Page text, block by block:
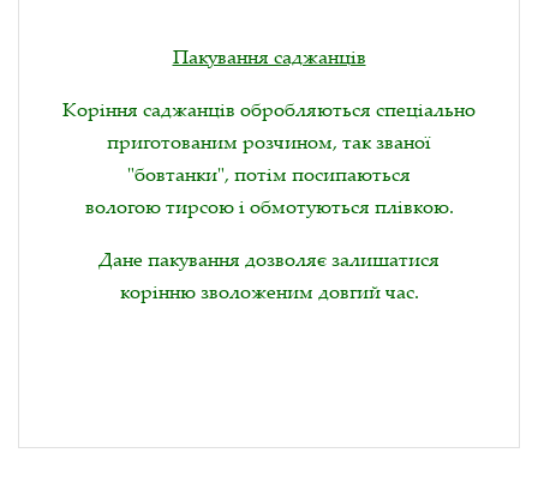
Пакування саджанців
Коріння саджанців обробляються спеціально
приготованим розчином, так званої
"бовтанки", потім посипаються
вологою тирсою і обмотуються плівкою.
Дане пакування дозволяє залишатися
корінню зволоженим довгий час.